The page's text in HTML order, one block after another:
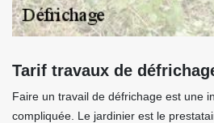
Tarif travaux de
Faire un travail de défrichage est une
compliquée. Le jardinier est le